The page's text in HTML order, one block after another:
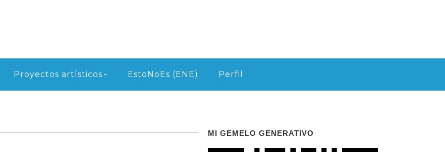
Proyectos artísticos EstoNoEs (ENE) Perfil
MI GEMELO GENERATIVO